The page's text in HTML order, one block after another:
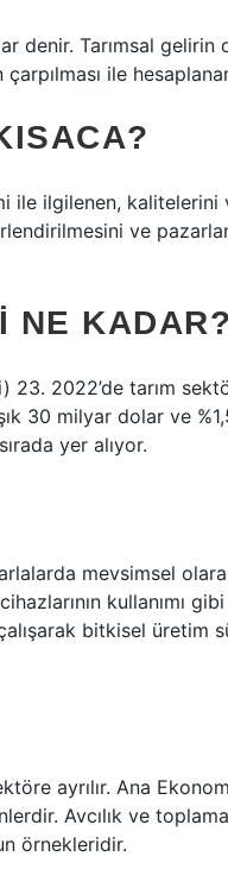
denir. Tarımsal gelirin
ile
ile ilgilenen, kalitelerini
ve
NE KADAR?
23. 2022’de tarım
30 milyar dolar ve
yer alıyor.
mevsimsel
kullanımı
bitkisel üretim
ayrılır. Ana
Avcılık ve
örnekleridir.